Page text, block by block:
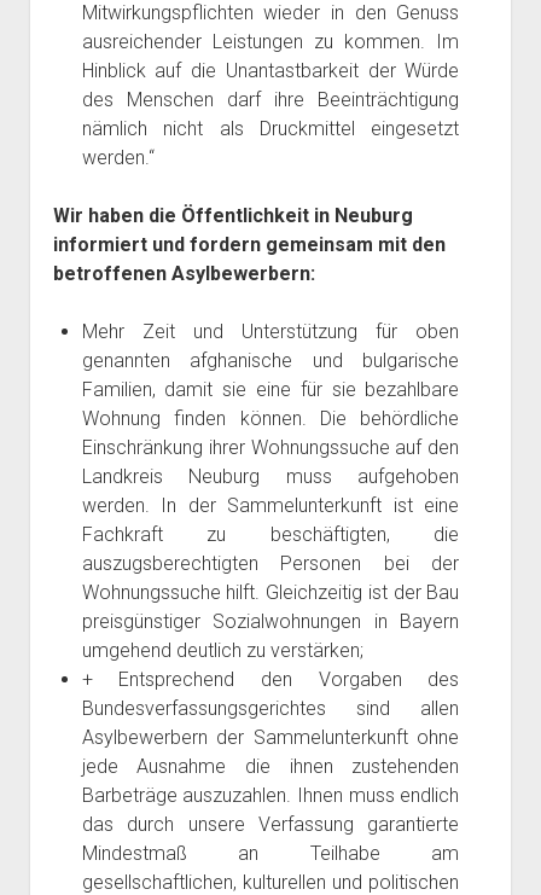
Mitwirkungspflichten wieder in den Genuss
ausreichender Leistungen zu kommen. Im
Hinblick auf die Unantastbarkeit der Würde
des Menschen darf ihre Beeinträchtigung
nämlich nicht als Druckmittel eingesetzt
werden.“
Wir haben die Öffentlichkeit in Neuburg
informiert und fordern gemeinsam mit den
betroffenen Asylbewerbern:
Mehr Zeit und Unterstützung für oben
genannten afghanische und bulgarische
Familien, damit sie eine für sie bezahlbare
Wohnung finden können. Die behördliche
Einschränkung ihrer Wohnungssuche auf den
Landkreis Neuburg muss aufgehoben
werden. In der Sammelunterkunft ist eine
Fachkraft zu beschäftigten, die
auszugsberechtigten Personen bei der
Wohnungssuche hilft. Gleichzeitig ist der Bau
preisgünstiger Sozialwohnungen in Bayern
umgehend deutlich zu verstärken;
+ Entsprechend den Vorgaben des
Bundesverfassungsgerichtes sind allen
Asylbewerbern der Sammelunterkunft ohne
jede Ausnahme die ihnen zustehenden
Barbeträge auszuzahlen. Ihnen muss endlich
das durch unsere Verfassung garantierte
Mindestmaß an Teilhabe am
gesellschaftlichen, kulturellen und politischen